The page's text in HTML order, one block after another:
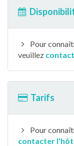
Pour
veuillez
Tarifs
Pour
contacter